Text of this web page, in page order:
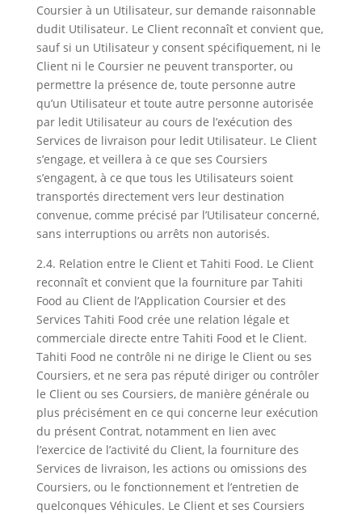
Coursier à un Utilisateur, sur demande raisonnable
dudit Utilisateur. Le Client reconnaît et convient que,
sauf si un Utilisateur y consent spécifiquement, ni le
Client ni le Coursier ne peuvent transporter, ou
permettre la présence de, toute personne autre
qu’un Utilisateur et toute autre personne autorisée
par ledit Utilisateur au cours de l’exécution des
Services de livraison pour ledit Utilisateur. Le Client
s’engage, et veillera à ce que ses Coursiers
s’engagent, à ce que tous les Utilisateurs soient
transportés directement vers leur destination
convenue, comme précisé par l’Utilisateur concerné,
sans interruptions ou arrêts non autorisés.
2.4. Relation entre le Client et Tahiti Food. Le Client
reconnaît et convient que la fourniture par Tahiti
Food au Client de l’Application Coursier et des
Services Tahiti Food crée une relation légale et
commerciale directe entre Tahiti Food et le Client.
Tahiti Food ne contrôle ni ne dirige le Client ou ses
Coursiers, et ne sera pas réputé diriger ou contrôler
le Client ou ses Coursiers, de manière générale ou
plus précisément en ce qui concerne leur exécution
du présent Contrat, notamment en lien avec
l’exercice de l’activité du Client, la fourniture des
Services de livraison, les actions ou omissions des
Coursiers, ou le fonctionnement et l’entretien de
quelconques Véhicules. Le Client et ses Coursiers